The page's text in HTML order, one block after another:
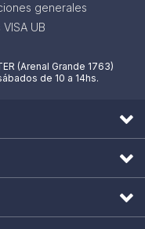
generales
UB
(Arenal Grande 1763)
de 10 a 14hs.